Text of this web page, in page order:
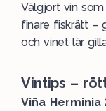
Välgjort vin
finare fiskrätt –
och vinet lär
Vintips –
Viña Herminia